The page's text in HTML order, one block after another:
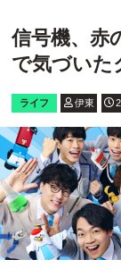
信号機、赤
で気づいた
ライフ 伊東